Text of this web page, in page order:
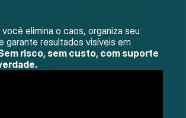
elimina o caos, organiza seu
garante resultados visíveis em
risco, sem custo, com suporte